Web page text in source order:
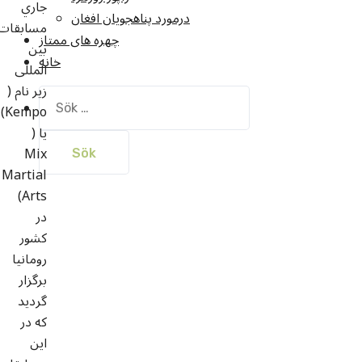
درمورد پناهجويان افغان
چهره های ممتاز
خانه
Sök
efter:
جاري
بین
المللی
زير نام (
Kempo
)
يا (
Mix
Martial
Arts)
در
كشور
رومانيا
برگزار
گرديد
كه در
اين